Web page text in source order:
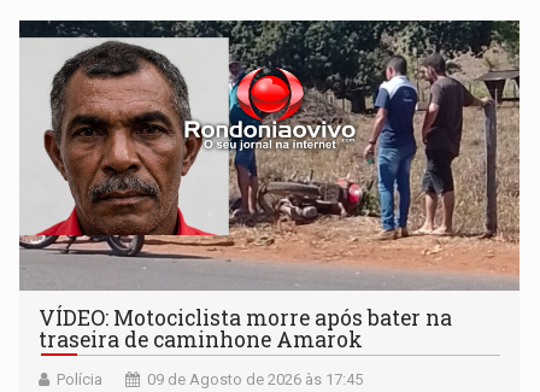
VÍDEO: Motociclista morre após bater na
traseira de caminhone Amarok
Polícia 09 de Agosto de 2026 às 17:45